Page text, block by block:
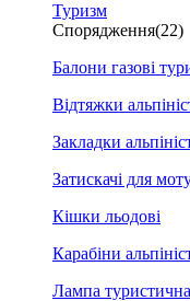
Туризм
Спорядження(22)
Балони газові
Відтяжки
Закладки
Затискачі для
Кішки льодові
Карабіни
Лампа туристична